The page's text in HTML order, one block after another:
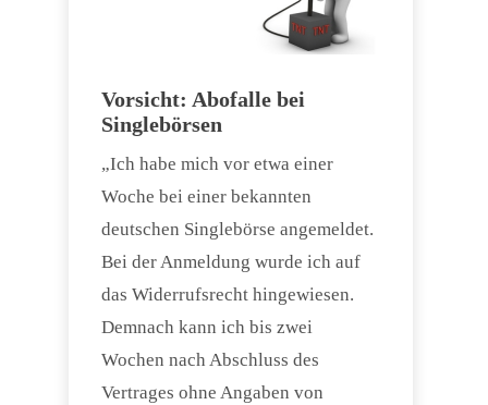
Vorsicht: Abofalle bei
Singlebörsen
„Ich habe mich vor etwa einer
Woche bei einer bekannten
deutschen Singlebörse angemeldet.
Bei der Anmeldung wurde ich auf
das Widerrufsrecht hingewiesen.
Demnach kann ich bis zwei
Wochen nach Abschluss des
Vertrages ohne Angaben von